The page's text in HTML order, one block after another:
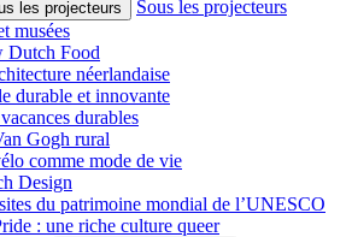
les projecteurs
Sous les projecteurs
musées
Dutch Food
néerlandaise
durable et innovante
durables
Gogh rural
comme mode de vie
Design
du patrimoine mondial de l’UNESCO
: une riche culture queer